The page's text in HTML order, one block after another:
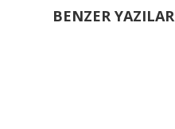
BENZER YAZILAR